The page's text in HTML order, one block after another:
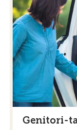
Genitori-